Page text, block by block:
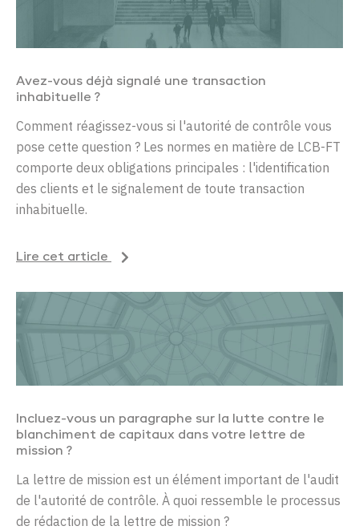
Avez-vous déjà signalé une transaction
inhabituelle ?
Comment réagissez-vous si l'autorité de contrôle vous
pose cette question ? Les normes en matière de LCB-FT
comporte deux obligations principales : l'identification
des clients et le signalement de toute transaction
inhabituelle.
Lire cet article
Incluez-vous un paragraphe sur la lutte contre le
blanchiment de capitaux dans votre lettre de
mission ?
La lettre de mission est un élément important de l'audit
de l'autorité de contrôle. À quoi ressemble le processus
de rédaction de la lettre de mission ?